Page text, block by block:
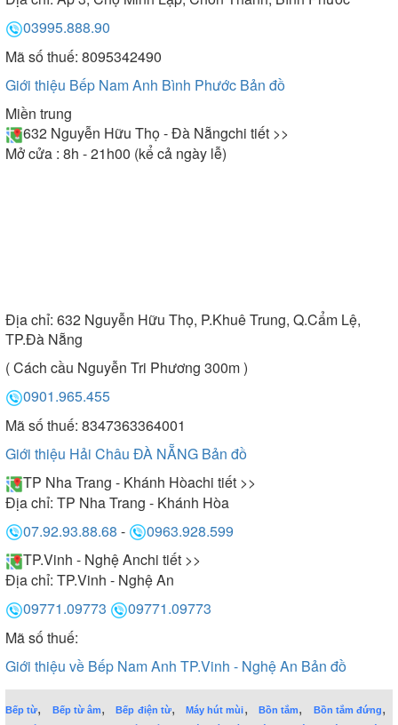
03995.888.90
Mã số thuế: 8095342490
Giới thiệu Bếp Nam Anh Bình Phước Bản đồ
Miền trung
632 Nguyễn Hữu Thọ - Đà Nẵngchi tiết >>
Mở cửa : 8h - 21h00 (kể cả ngày lễ)
Địa chỉ: 632 Nguyễn Hữu Thọ, P.Khuê Trung, Q.Cẩm Lệ,
TP.Đà Nẵng
( Cách cầu Nguyễn Tri Phương 300m )
0901.965.455
Mã số thuế: 8347363364001
Giới thiệu Hải Châu ĐÀ NẴNG Bản đồ
TP Nha Trang - Khánh Hòachi tiết >>
Địa chỉ: TP Nha Trang - Khánh Hòa
07.92.93.88.68 -
0963.928.599
TP.Vinh - Nghệ Anchi tiết >>
Địa chỉ: TP.Vinh - Nghệ An
09771.09773
09771.09773
Mã số thuế:
Giới thiệu về Bếp Nam Anh TP.Vinh - Nghệ An Bản đồ
Bếp từ, Bếp từ âm,Bếp điện từ,Máy hút mùi, Bồn tắm, Bồn tắm đứng,